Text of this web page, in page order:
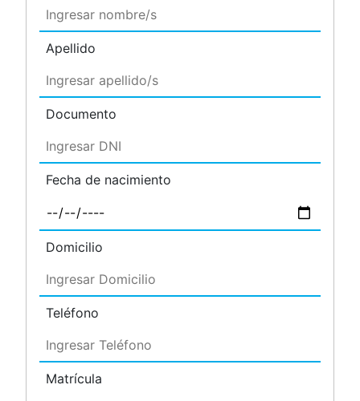
Apellido
Documento
Fecha de nacimiento
Domicilio
Teléfono
Matrícula